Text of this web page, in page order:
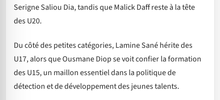
Serigne Saliou Dia, tandis que Malick Daff reste à la tête
des U20.
Du côté des petites catégories, Lamine Sané hérite des
U17, alors que Ousmane Diop se voit confier la formation
des U15, un maillon essentiel dans la politique de
détection et de développement des jeunes talents.